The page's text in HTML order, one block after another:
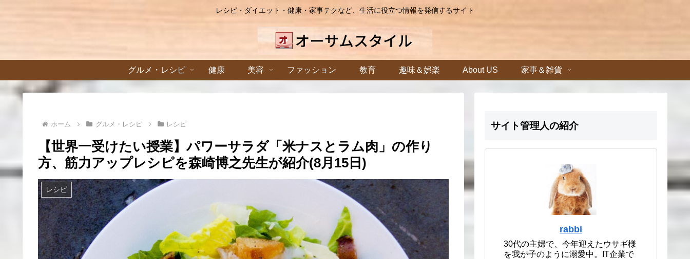
レシピ・ダイエット・健康・家事テクなど、生活に役立つ情報を発信するサイト
グルメ・レシピ 健康 美容 ファッション 教育 趣味＆娯楽 About US 家事＆雑貨
ホーム グルメ・レシピ レシピ
【世界一受けたい授業】パワーサラダ「米ナスとラム肉」の作り
方、筋力アップレシピを森崎博之先生が紹介(8月15日)
レシピ
サイト管理人の紹介
rabbi
30代の主婦で、今年迎えたウサギ様
を我が子のように溺愛中。IT企業で